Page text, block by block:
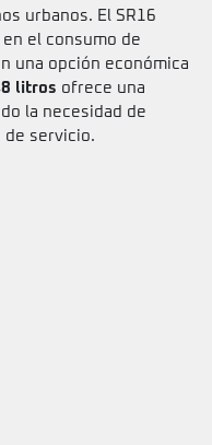
urbanos. El SR16
el consumo de
una opción económica
litros ofrece una
la necesidad de
de servicio.